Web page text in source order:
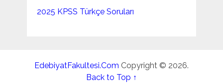
2025 KPSS Türkçe Soruları
EdebiyatFakultesi.Com Copyright © 2026.
Back to Top ↑